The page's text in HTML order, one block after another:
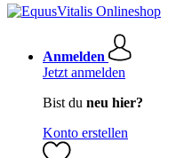
Anmelden
Jetzt anmelden
Bist du neu hier?
Konto erstellen